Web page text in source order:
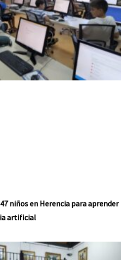
niños en Herencia para aprender
artificial